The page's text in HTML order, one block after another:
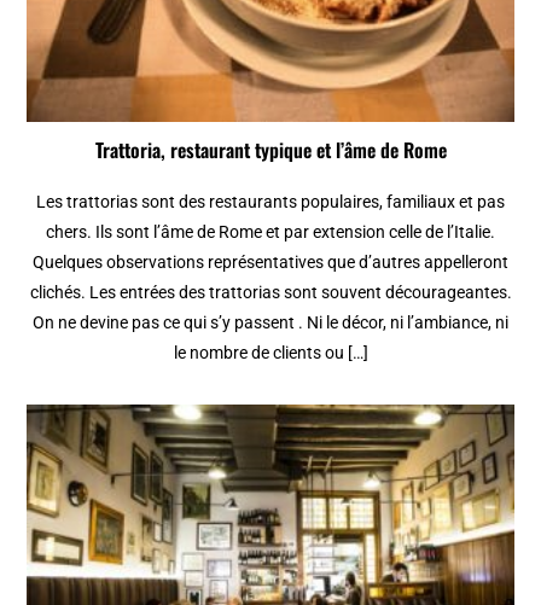
Trattoria, restaurant typique et l’âme de Rome
Les trattorias sont des restaurants populaires, familiaux et pas
chers. Ils sont l’âme de Rome et par extension celle de l’Italie.
Quelques observations représentatives que d’autres appelleront
clichés. Les entrées des trattorias sont souvent décourageantes.
On ne devine pas ce qui s’y passent . Ni le décor, ni l’ambiance, ni
le nombre de clients ou […]